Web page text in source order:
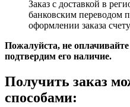
Заказ c доставкой в
банковским переводом
оформлении заказа
Пожалуйста, не
подтвердим его наличие.
Получить заказ
способами: